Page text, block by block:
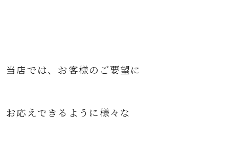
当店では、お客様のご要望に
お応えできるように様々な